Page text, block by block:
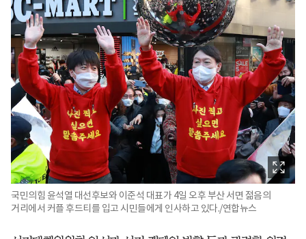
국민의힘 윤석열 대선후보와 이준석 대표가 4일 오후 부산 서면 젊음의
거리에서 커플 후드티를 입고 시민들에게 인사하고 있다./연합뉴스